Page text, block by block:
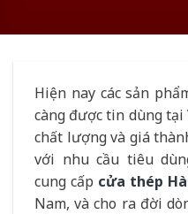
Hiện nay các sản
càng được tin dùng tại
chất lượng và giá
với nhu cầu tiêu
cung cấp cửa thép
Nam, và cho ra đời